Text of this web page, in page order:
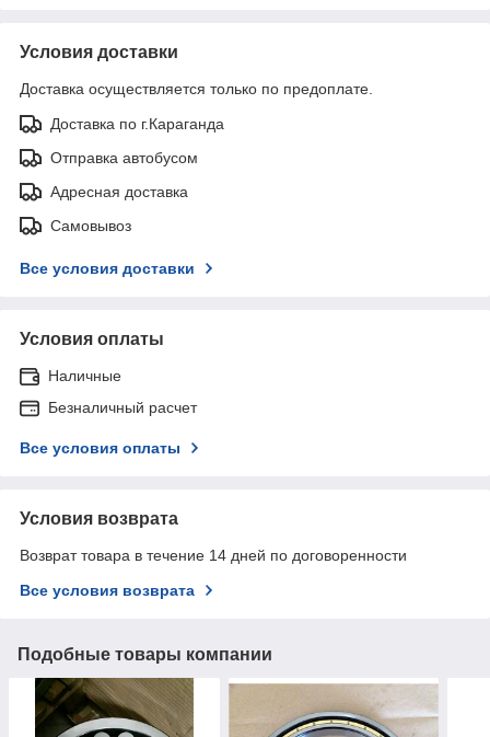
Условия доставки
Доставка осуществляется только по предоплате.
Доставка по г.Караганда
Отправка автобусом
Адресная доставка
Самовывоз
Все условия доставки
Условия оплаты
Наличные
Безналичный расчет
Все условия оплаты
Условия возврата
Возврат товара в течение 14 дней по договоренности
Все условия возврата
Подобные товары компании